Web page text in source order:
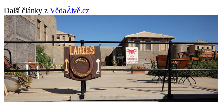
Další články z VědaŽivě.cz